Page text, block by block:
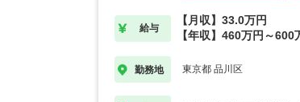
給与
【月収】33.0万円
【年収】460万円～600
勤務地 東京都 品川区